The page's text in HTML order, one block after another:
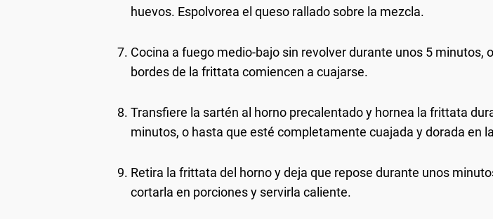
huevos. Espolvorea el queso rallado sobre la mezcla.
Cocina a fuego medio-bajo sin revolver durante unos 5 minutos,
bordes de la frittata comiencen a cuajarse.
Transfiere la sartén al horno precalentado y hornea la frittata
minutos, o hasta que esté completamente cuajada y dorada en
Retira la frittata del horno y deja que repose durante unos
cortarla en porciones y servirla caliente.